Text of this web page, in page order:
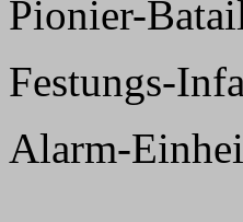
Pionier-
Festungs-
Alarm-